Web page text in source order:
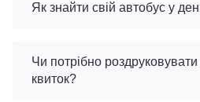
Як знайти свій автобус у
Чи потрібно
квиток?